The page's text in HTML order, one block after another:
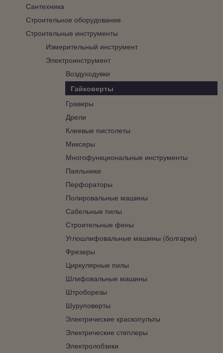
Сантехника
Строительное оборудование
Строительные инструменты
Измерительный инструмент
Электроинструмент
Воздуходувки
Гайковерты
Граверы
Дрели
Клеевые пистолеты
Миксеры
Многофункциональные инструменты
Паяльники
Перфораторы
Полировальные машины
Сабельные пилы
Строительные фены
Углошлифовальные машины (болгарки)
Фрезеры
Циркулярные пилы
Шлифовальные машины
Штроборезы
Шуруповерты
Электрические краскопульты
Электрические степлеры
Электролобзики